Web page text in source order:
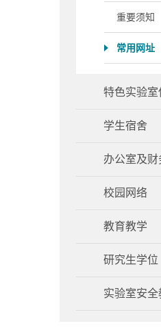
重要须知
常用网址
特色实验室
学生宿舍
办公室及财
校园网络
教育教学
研究生学位
实验室安全